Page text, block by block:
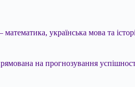
математика, українська мова та
на прогнозування